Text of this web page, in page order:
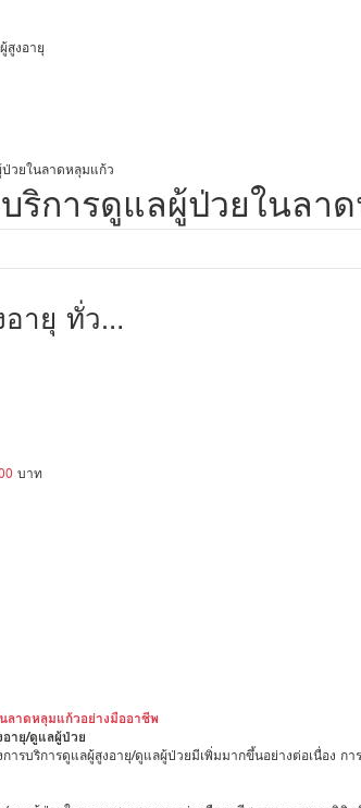
สูงอายุ
วยในลาดหลุมแก้ว
การดูแลผู้ป่วยในลา
ายุ ทั่ว
ดูแลผู้ป่วย
ดือน มืออาชีพ
บต่างชาติ
บาท
ลาดหลุมแก้วอย่างมืออาชีพ
ายุ/ดูแลผู้ป่วย
ารบริการดูแลผู้สูงอายุ/ดูแลผู้ป่วยมีเพิ่มมากขึ้นอย่างต่อเนื่อง